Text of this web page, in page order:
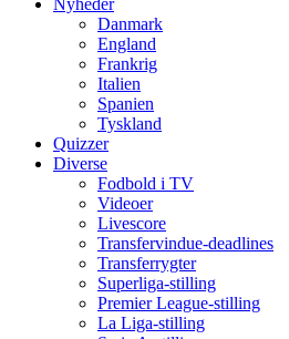
Nyheder
Danmark
England
Frankrig
Italien
Spanien
Tyskland
Quizzer
Diverse
Fodbold i TV
Videoer
Livescore
Transfervindue-deadlines
Transferrygter
Superliga-stilling
Premier League-stilling
La Liga-stilling